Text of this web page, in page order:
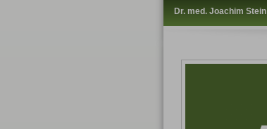
Dr. med. Joachim Stein